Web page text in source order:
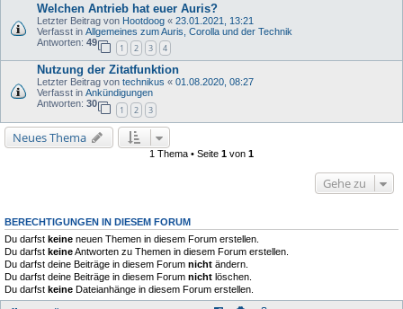
Welchen Antrieb hat euer Auris?
Letzter Beitrag von Hootdoog « 23.01.2021, 13:21
Verfasst in Allgemeines zum Auris, Corolla und der Technik
Antworten: 49
1 2 3 4
Nutzung der Zitatfunktion
Letzter Beitrag von technikus « 01.08.2020, 08:27
Verfasst in Ankündigungen
Antworten: 30
1 2 3
Neues Thema
1 Thema • Seite 1 von 1
Gehe zu
BERECHTIGUNGEN IN DIESEM FORUM
Du darfst keine neuen Themen in diesem Forum erstellen.
Du darfst keineAntworten zu Themen in diesem Forum erstellen.
Du darfst deine Beiträge in diesem Forum nicht ändern.
Du darfst deine Beiträge in diesem Forum nicht löschen.
Du darfst keine Dateianhänge in diesem Forum erstellen.